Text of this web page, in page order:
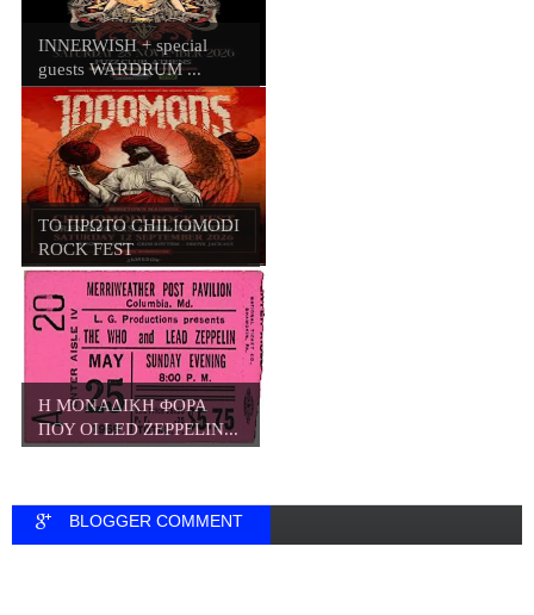
INNERWISH + special
guests WARDRUM ...
ΤΟ ΠΡΩΤΟ CHILIOMODI
ROCK FEST
Η ΜΟΝΑΔΙΚΗ ΦΟΡΑ
ΠΟΥ ΟΙ LED ZEPPELIN...
BLOGGER COMMENT